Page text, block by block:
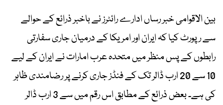
بین الاقوامی خبر رساں ادارے رائٹرز نے باخبر ذرائع کے حوالے
سے رپورٹ کیا کہ ایران اور امریکا کے درمیان جاری سفارتی
رابطوں کے پس منظر میں متحدہ عرب امارات نے ایران کے لیے
10 سے 20 ارب ڈالر تک کے فنڈز جاری کرنے پر رضامندی ظاہر
کی ہے۔ بعض ذرائع کے مطابق اس رقم میں سے 3 ارب ڈالر